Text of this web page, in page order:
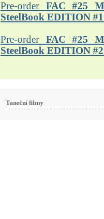
Pre-order FAC #25
SteelBook EDITION #1
Pre-order FAC #25
SteelBook EDITION #2
Taneční filmy